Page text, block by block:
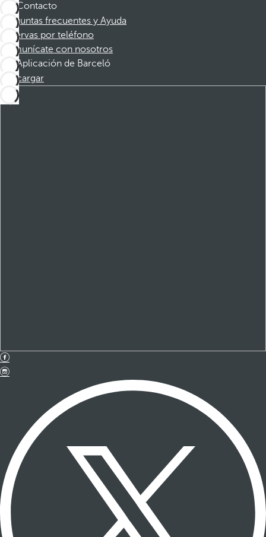
Contacto
Preguntas frecuentes y Ayuda
Reservas por teléfono
Comunícate con nosotros
Aplicación de Barceló
Descargar